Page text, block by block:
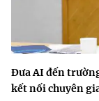
Đưa AI đến
kết nối chuyên